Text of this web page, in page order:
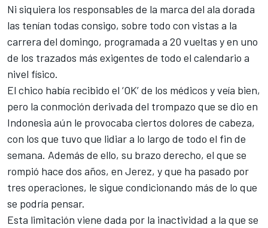
Ni siquiera los responsables de la marca del ala dorada
las tenían todas consigo, sobre todo con vistas a la
carrera del domingo, programada a 20 vueltas y en uno
de los trazados más exigentes de todo el calendario a
nivel físico.
El chico había recibido el ‘OK’ de los médicos y veía bien,
pero la conmoción derivada del trompazo que se dio en
Indonesia aún le provocaba ciertos dolores de cabeza,
con los que tuvo que lidiar a lo largo de todo el fin de
semana. Además de ello, su brazo derecho, el que se
rompió hace dos años, en Jerez, y que ha pasado por
tres operaciones, le sigue condicionando más de lo que
se podría pensar.
Esta limitación viene dada por la inactividad a la que se